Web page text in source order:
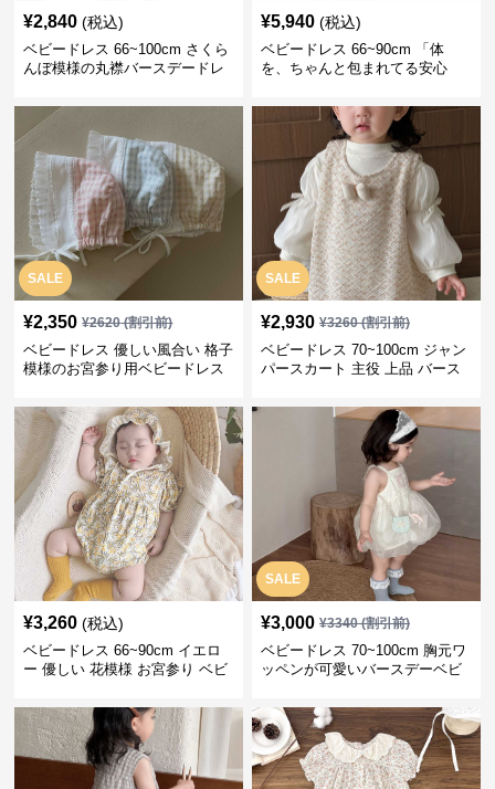
¥2,840 (税込)
ベビードレス 66~100cm さくら
んぼ模様の丸襟バースデードレ
¥5,940 (税込)
ベビードレス 66~90cm 「体
を、ちゃんと包まれてる安心
参り
SALE
¥2,350 ¥2620(割引前)
ベビードレス 優しい風合い 格子
模様のお宮参り用ベビードレス
SALE
¥2,930 ¥3260(割引前)
ベビードレス 70~100cm ジャン
パースカート 主役 上品 バース
露目 秋冬春
¥3,260 (税込)
ベビードレス 66~90cm イエロ
ー 優しい 花模様 お宮参り ベビ
SALE
¥3,000 ¥3340(割引前)
ベビードレス 70~100cm 胸元ワ
ッペンが可愛いバースデーベビ